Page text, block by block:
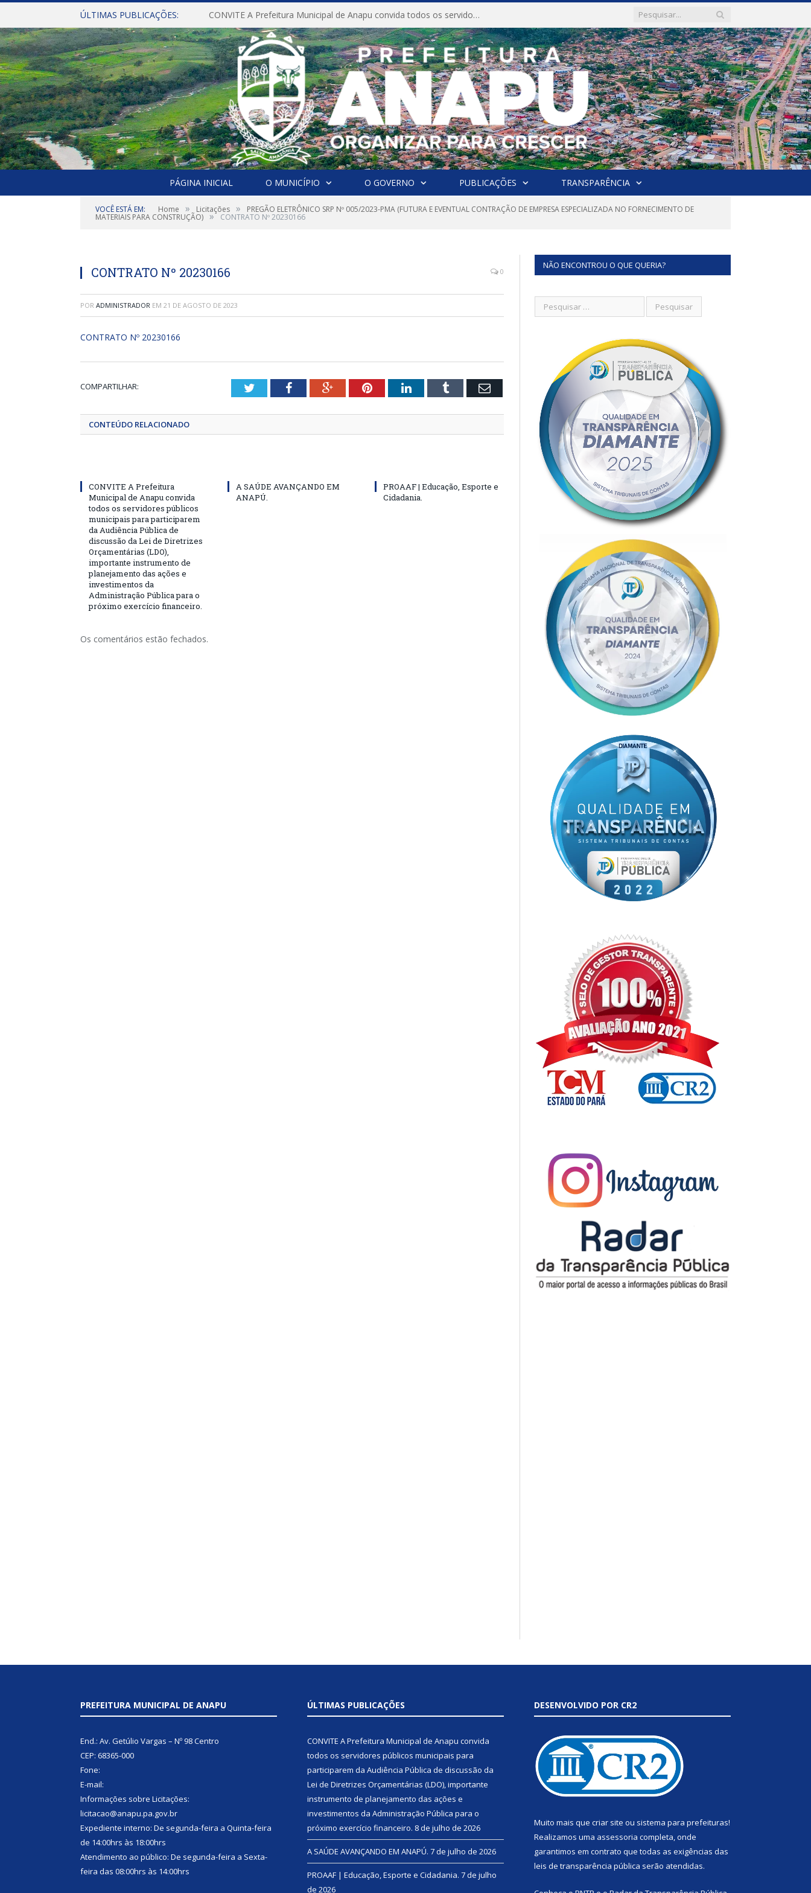
ÚLTIMAS PUBLICAÇÕES: CONVITE A Prefeitura Municipal de Anapu convida todos os servidores públicos municipais para participarem da Audiência Pública de discussão da Lei de Diretrizes Orçamentárias (LDO), importante instrumento de planejamento das ações e investimentos da Administração Pública para o próximo exercício financeiro.
PÁGINA INICIAL O MUNICÍPIO O GOVERNO PUBLICAÇÕES TRANSPARÊNCIA
VOCÊ ESTÁ EM: Home » Licitações » PREGÃO ELETRÔNICO SRP Nº 005/2023-PMA (FUTURA E EVENTUAL CONTRAÇÃO DE EMPRESA ESPECIALIZADA NO FORNECIMENTO DE
MATERIAIS PARA CONSTRUÇÃO) » CONTRATO Nº 20230166
CONTRATO Nº 20230166 0
POR ADMINISTRADOR EM 21 DE AGOSTO DE 2023
CONTRATO Nº 20230166
COMPARTILHAR: TwitterFacebookGoogle+PinterestLinkedInTumblr Email
CONTEÚDO RELACIONADO
CONVITE A Prefeitura
Municipal de Anapu convida
todos os servidores públicos
municipais para participarem
da Audiência Pública de
discussão da Lei de Diretrizes
Orçamentárias (LDO),
importante instrumento de
planejamento das ações e
investimentos da
Administração Pública para o
próximo exercício financeiro.
A SAÚDE AVANÇANDO EM
ANAPÚ.
PROAAF | Educação, Esporte e
Cidadania.
Os comentários estão fechados.
NÃO ENCONTROU O QUE QUERIA?
PREFEITURA MUNICIPAL DE ANAPU
End.: Av. Getúlio Vargas – Nº 98 Centro
CEP: 68365-000
Fone:
E-mail:
Informações sobre Licitações:
licitacao@anapu.pa.gov.br
Expediente interno: De segunda-feira a Quinta-feira
de 14:00hrs às 18:00hrs
Atendimento ao público: De segunda-feira a Sexta-
feira das 08:00hrs às 14:00hrs
ÚLTIMAS PUBLICAÇÕES
CONVITE A Prefeitura Municipal de Anapu convida
todos os servidores públicos municipais para
participarem da Audiência Pública de discussão da
Lei de Diretrizes Orçamentárias (LDO), importante
instrumento de planejamento das ações e
investimentos da Administração Pública para o
próximo exercício financeiro. 8 de julho de 2026
A SAÚDE AVANÇANDO EM ANAPÚ. 7 de julho de 2026
PROAAF | Educação, Esporte e Cidadania. 7 de julho
de 2026
DESENVOLVIDO POR CR2
Muito mais que criar site ou sistema para prefeituras!
Realizamos uma assessoria completa, onde
garantimos em contrato que todas as exigências das
leis de transparência pública serão atendidas.